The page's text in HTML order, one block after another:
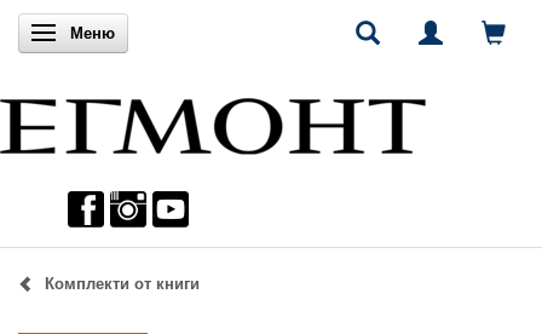
Включи навигацията
Меню
Комплекти от книги